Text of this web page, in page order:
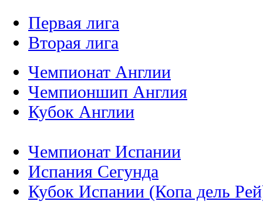
Первая лига
Вторая лига
Чемпионат Англии
Чемпионшип Англия
Кубок Англии
Чемпионат Испании
Испания Сегунда
Кубок Испании (Копа дель